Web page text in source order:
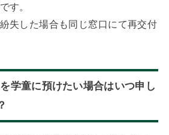
す。
失した場合も同じ窓口にて再交付
学童に預けたい場合はいつ申し